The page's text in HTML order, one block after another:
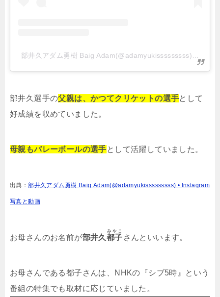
部井久アダム勇樹 Baig Adam(@adamyukisssssssss)がシェ
部井久選手の父親は、かつてクリケットの選手として
好成績を収めていました。
母親もバレーボールの選手として活躍していました。
出典：部井久アダム勇樹 Baig Adam(@adamyukisssssssss) • Instagram
写真と動画
お母さんのお名前が部井久都子
みやこ
さんといいます。
お母さんである都子さんは、NHKの『シブ5時』という
番組の特集でも取材に応じていました。